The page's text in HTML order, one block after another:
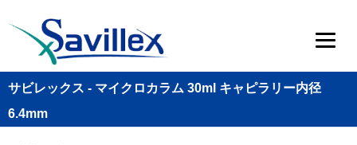
サビレックス - マイクロカラム 30ml キャピラリー内径
6.4mm